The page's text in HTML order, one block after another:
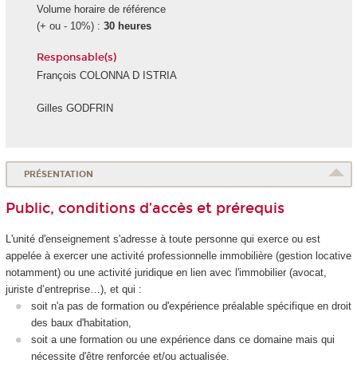
Volume horaire de référence
(+ ou - 10%) : 30 heures
Responsable(s)
François COLONNA D ISTRIA
Gilles GODFRIN
PRÉSENTATION
Public, conditions d’accès et prérequis
L'unité d'enseignements'adresse à toute personne qui exerce ou est
appelée à exercer une activité professionnelle immobilière (gestion locative
notamment) ou une activité juridique en lien avec l'immobilier (avocat,
juriste d’entreprise…), et qui :
soit n'a pas de formation ou d'expérience préalable spécifique en droit
des baux d'habitation,
soit a une formation ou une expérience dans ce domaine mais qui
nécessite d'être renforcée et/ou actualisée.